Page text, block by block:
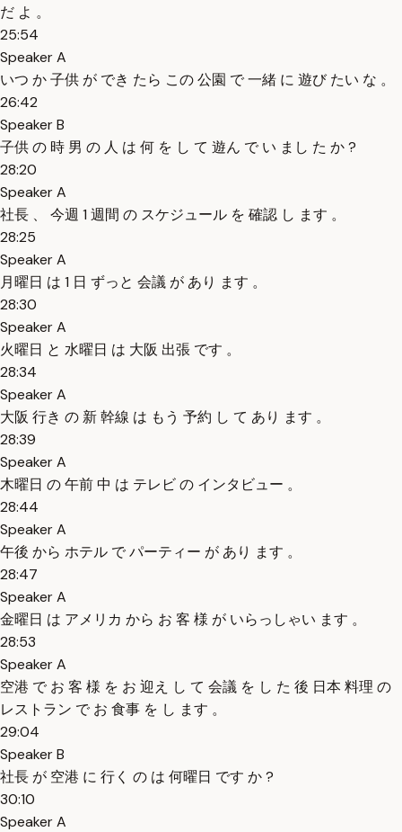
だ よ 。
25:54
Speaker A
いつ か 子供 が でき たら この 公園 で 一緒 に 遊び たい な 。
26:42
Speaker B
子供 の 時 男 の 人 は 何 を し て 遊ん で い まし た か ?
28:20
Speaker A
社長 、 今週 1 週間 の スケジュール を 確認 し ます 。
28:25
Speaker A
月曜日 は 1 日 ずっと 会議 が あり ます 。
28:30
Speaker A
火曜日 と 水曜日 は 大阪 出張 です 。
28:34
Speaker A
大阪 行き の 新 幹線 は もう 予約 し て あり ます 。
28:39
Speaker A
木曜日 の 午前 中 は テレビ の インタビュー 。
28:44
Speaker A
午後 から ホテル で パーティー が あり ます 。
28:47
Speaker A
金曜日 は アメリカ から お 客 様 が いらっしゃい ます 。
28:53
Speaker A
空港 で お 客 様 を お 迎え し て 会議 を し た 後 日本 料理 の
レストラン で お 食事 を し ます 。
29:04
Speaker B
社長 が 空港 に 行く の は 何曜日 です か ?
30:10
Speaker A